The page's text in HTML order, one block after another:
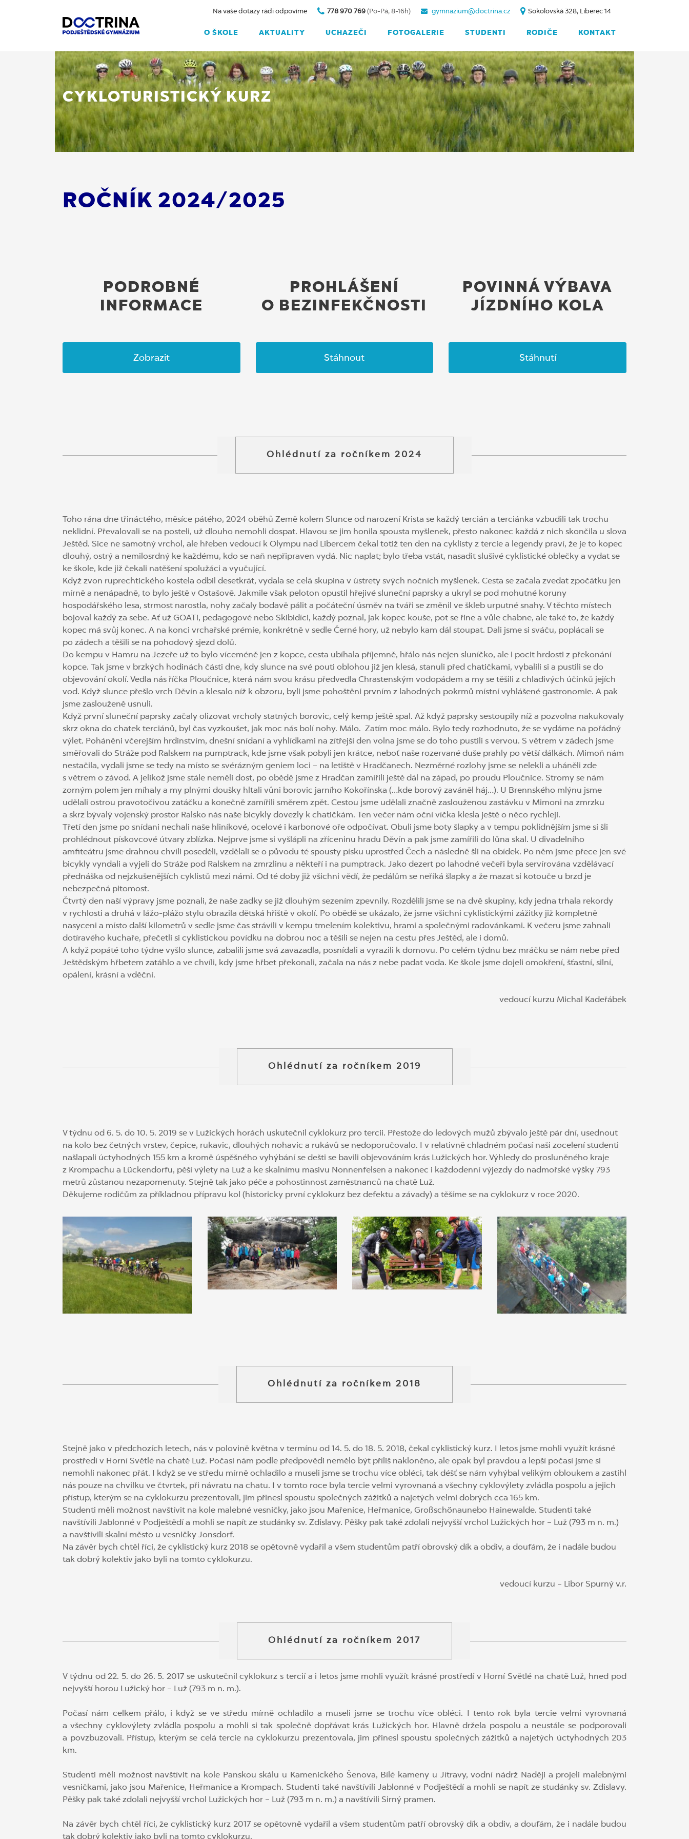
O ŠKOLE AKTUALITY UCHAZEČI FOTOGALERIE STUDENTI RODIČE KONTAKT
Na vaše dotazy rádi odpovíme 778 970 769 (Po-Pá, 8-16h) gymnazium@doctrina.cz Sokolovská 328, Liberec 14
CYKLOTURISTICKÝ KURZ
ROČNÍK 2024/2025
PODROBNÉ
INFORMACE
Zobrazit
PROHLÁŠENÍ
O BEZINFEKČNOSTI
Stáhnout
POVINNÁ VÝBAVA
JÍZDNÍHO KOLA
Stáhnutí
Ohlédnutí za ročníkem 2024
Toho rána dne třináctého, měsíce pátého, 2024 oběhů Země kolem Slunce od narození Krista se každý tercián a terciánka vzbudili tak trochu
neklidní. Převalovali se na posteli, už dlouho nemohli dospat. Hlavou se jim honila spousta myšlenek, přesto nakonec každá z nich skončila u slova
Ještěd. Sice ne samotný vrchol, ale hřeben vedoucí k Olympu nad Libercem čekal totiž ten den na cyklisty z tercie a legendy praví, že je to kopec
dlouhý, ostrý a nemilosrdný ke každému, kdo se naň nepřipraven vydá. Nic naplat; bylo třeba vstát, nasadit slušivé cyklistické oblečky a vydat se
ke škole, kde již čekali natěšení spolužáci a vyučující.
Když zvon ruprechtického kostela odbil desetkrát, vydala se celá skupina v ústrety svých nočních myšlenek. Cesta se začala zvedat zpočátku jen
mírně a nenápadně, to bylo ještě v Ostašově. Jakmile však peloton opustil hřejivé sluneční paprsky a ukryl se pod mohutné koruny
hospodářského lesa, strmost narostla, nohy začaly bodavě pálit a počáteční úsměv na tváři se změnil ve škleb urputné snahy. V těchto místech
bojoval každý za sebe. Ať už GOATi, pedagogové nebo Skibidíci, každý poznal, jak kopec kouše, pot se řine a vůle chabne, ale také to, že každý
kopec má svůj konec. A na konci vrchařské prémie, konkrétně v sedle Černé hory, už nebylo kam dál stoupat. Dali jsme si sváču, poplácali se
po zádech a těšili se na pohodový sjezd dolů.
Do kempu v Hamru na Jezeře už to bylo víceméně jen z kopce, cesta ubíhala příjemně, hřálo nás nejen sluníčko, ale i pocit hrdosti z překonání
kopce. Tak jsme v brzkých hodinách části dne, kdy slunce na své pouti oblohou již jen klesá, stanuli před chatičkami, vybalili si a pustili se do
objevování okolí. Vedla nás říčka Ploučnice, která nám svou krásu předvedla Chrastenským vodopádem a my se těšili z chladivých účinků jejích
vod. Když slunce přešlo vrch Děvín a klesalo níž k obzoru, byli jsme pohoštěni prvním z lahodných pokrmů místní vyhlášené gastronomie. A pak
jsme zaslouženě usnuli.
Když první sluneční paprsky začaly olizovat vrcholy statných borovic, celý kemp ještě spal. Až když paprsky sestoupily níž a pozvolna nakukovaly
skrz okna do chatek terciánů, byl čas vyzkoušet, jak moc nás bolí nohy. Málo. Zatím moc málo. Bylo tedy rozhodnuto, že se vydáme na pořádný
výlet. Poháněni včerejším hrdinstvím, dnešní snídaní a vyhlídkami na zítřejší den volna jsme se do toho pustili s vervou. S větrem v zádech jsme
směřovali do Stráže pod Ralskem na pumptrack, kde jsme však pobyli jen krátce, neboť naše rozervané duše prahly po větší dálkách. Mimoň nám
nestačila, vydali jsme se tedy na místo se svérázným geniem loci – na letiště v Hradčanech. Nezměrné rozlohy jsme se nelekli a uháněli zde
s větrem o závod. A jelikož jsme stále neměli dost, po obědě jsme z Hradčan zamířili ještě dál na západ, po proudu Ploučnice. Stromy se nám
zorným polem jen míhaly a my plnými doušky hltali vůni borovic jarního Kokořínska (…kde borový zaváněl háj…). U Brennského mlýnu jsme
udělali ostrou pravotočivou zatáčku a konečně zamířili směrem zpět. Cestou jsme udělali značně zaslouženou zastávku v Mimoni na zmrzku
a skrz bývalý vojenský prostor Ralsko nás naše bicykly dovezly k chatičkám. Ten večer nám oční víčka klesla ještě o něco rychleji.
Třetí den jsme po snídani nechali naše hliníkové, ocelové i karbonové oře odpočívat. Obuli jsme boty šlapky a v tempu poklidnějším jsme si šli
prohlédnout pískovcové útvary zblízka. Nejprve jsme si vyšlápli na zříceninu hradu Děvín a pak jsme zamířili do lůna skal. U divadelního
amfiteátru jsme drahnou chvíli poseděli, vzdělali se o původu té spousty písku uprostřed Čech a následně šli na obídek. Po něm jsme přece jen své
bicykly vyndali a vyjeli do Stráže pod Ralskem na zmrzlinu a někteří i na pumptrack. Jako dezert po lahodné večeři byla servírována vzdělávací
přednáška od nejzkušenějších cyklistů mezi námi. Od té doby již všichni vědí, že pedálům se neříká šlapky a že mazat si kotouče u brzd je
nebezpečná pitomost.
Čtvrtý den naší výpravy jsme poznali, že naše zadky se již dlouhým sezením zpevnily. Rozdělili jsme se na dvě skupiny, kdy jedna trhala rekordy
v rychlosti a druhá v lážo-plážo stylu obrazila dětská hřiště v okolí. Po obědě se ukázalo, že jsme všichni cyklistickými zážitky již kompletně
nasyceni a místo další kilometrů v sedle jsme čas strávili v kempu tmelením kolektivu, hrami a společnými radovánkami. K večeru jsme zahnali
dotíravého kuchaře, přečetli si cyklistickou povídku na dobrou noc a těšili se nejen na cestu přes Ještěd, ale i domů.
A když popáté toho týdne vyšlo slunce, zabalili jsme svá zavazadla, posnídali a vyrazili k domovu. Po celém týdnu bez mráčku se nám nebe před
Ještědským hřbetem zatáhlo a ve chvíli, kdy jsme hřbet překonali, začala na nás z nebe padat voda. Ke škole jsme dojeli omokření, šťastní, silní,
opálení, krásní a vděční.
vedoucí kurzu Michal Kadeřábek
Ohlédnutí za ročníkem 2019
V týdnu od 6. 5. do 10. 5. 2019 se v Lužických horách uskutečnil cyklokurz pro tercii. Přestože do ledových mužů zbývalo ještě pár dní, usednout
na kolo bez četných vrstev, čepice, rukavic, dlouhých nohavic a rukávů se nedoporučovalo. I v relativně chladném počasí naši zocelení studenti
našlapali úctyhodných 155 km a kromě úspěšného vyhýbání se dešti se bavili objevováním krás Lužických hor. Výhledy do prosluněného kraje
z Krompachu a Lückendorfu, pěší výlety na Luž a ke skalnímu masivu Nonnenfelsen a nakonec i každodenní výjezdy do nadmořské výšky 793
metrů zůstanou nezapomenuty. Stejně tak jako péče a pohostinnost zaměstnanců na chatě Luž.
Děkujeme rodičům za příkladnou přípravu kol (historicky první cyklokurz bez defektu a závady) a těšíme se na cyklokurz v roce 2020.
Ohlédnutí za ročníkem 2018
Stejně jako v předchozích letech, nás v polovině května v termínu od 14. 5. do 18. 5. 2018, čekal cyklistický kurz. I letos jsme mohli využít krásné
prostředí v Horní Světlé na chatě Luž. Počasí nám podle předpovědi nemělo být příliš nakloněno, ale opak byl pravdou a lepší počasí jsme si
nemohli nakonec přát. I když se ve středu mírně ochladilo a museli jsme se trochu více obléci, tak déšť se nám vyhýbal velikým obloukem a zastihl
nás pouze na chvilku ve čtvrtek, při návratu na chatu. I v tomto roce byla tercie velmi vyrovnaná a všechny cyklovýlety zvládla pospolu a jejich
přístup, kterým se na cyklokurzu prezentovali, jim přinesl spoustu společných zážitků a najetých velmi dobrých cca 165 km.
Studenti měli možnost navštívit na kole malebné vesničky, jako jsou Mařenice, Heřmanice, Großschönaunebo Hainewalde. Studenti také
navštívili Jablonné v Podještědí a mohli se napít ze studánky sv. Zdislavy. Pěšky pak také zdolali nejvyšší vrchol Lužických hor – Luž (793 m n. m.)
a navštívili skalní město u vesničky Jonsdorf.
Na závěr bych chtěl říci, že cyklistický kurz 2018 se opětovně vydařil a všem studentům patří obrovský dík a obdiv, a doufám, že i nadále budou
tak dobrý kolektiv jako byli na tomto cyklokurzu.
vedoucí kurzu – Libor Spurný v.r.
Ohlédnutí za ročníkem 2017
V týdnu od 22. 5. do 26. 5. 2017 se uskutečnil cyklokurz s tercií a i letos jsme mohli využít krásné prostředí v Horní Světlé na chatě Luž, hned pod
nejvyšší horou Lužický hor – Luž (793 m n. m.).
Počasí nám celkem přálo, i když se ve středu mírně ochladilo a museli jsme se trochu více obléci. I tento rok byla tercie velmi vyrovnaná
a všechny cyklovýlety zvládla pospolu a mohli si tak společně dopřávat krás Lužických hor. Hlavně držela pospolu a neustále se podporovali
a povzbuzovali. Přístup, kterým se celá tercie na cyklokurzu prezentovala, jim přinesl spoustu společných zážitků a najetých úctyhodných 203
km.
Studenti měli možnost navštívit na kole Panskou skálu u Kamenického Šenova, Bílé kameny u Jítravy, vodní nádrž Naději a projeli malebnými
vesničkami, jako jsou Mařenice, Heřmanice a Krompach. Studenti také navštívili Jablonné v Podještědí a mohli se napít ze studánky sv. Zdislavy.
Pěšky pak také zdolali nejvyšší vrchol Lužických hor – Luž (793 m n. m.) a navštívili Sirný pramen.
Na závěr bych chtěl říci, že cyklistický kurz 2017 se opětovně vydařil a všem studentům patří obrovský dík a obdiv, a doufám, že i nadále budou
tak dobrý kolektiv jako byli na tomto cyklokurzu.